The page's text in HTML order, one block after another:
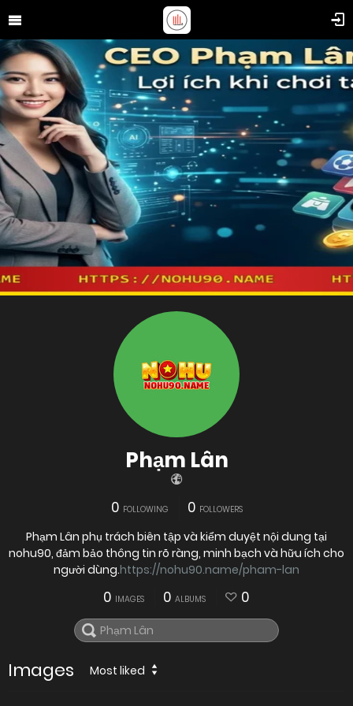
Phạm Lân
0 FOLLOWING 0 FOLLOWERS
Phạm Lân phụ trách biên tập và kiểm duyệt nội dung tại
nohu90, đảm bảo thông tin rõ ràng, minh bạch và hữu ích cho
người dùng.https://nohu90.name/pham-lan
0 IMAGES 0 ALBUMS 0
Images Most liked